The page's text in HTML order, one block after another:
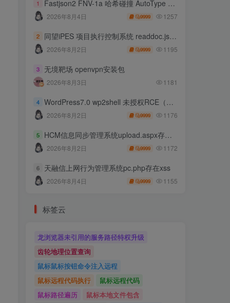
1 Fastjson2 FNV-1a 哈希碰撞 AutoType 绕过远程代码执行
2026年8月4日 9999 1257
2 同望iPES 项目执行控制系统 readdoc.jsp存在任意文件读取
2026年8月2日 9999 1195
3 无境靶场 openvpn安装包
2026年8月3日 1181
4 WordPress7.0 wp2shell 未授权RCE（CVE-2026-63030 CVE-2026-60137）
2026年8月2日 9999 1176
5 HCM信息同步管理系统upload.aspx存在任意文件上传
2026年8月2日 9999 1172
6 天融信上网行为管理系统pc.php存在xss
2026年8月4日 9999 1155
标签云
龙浏览器未引用的服务路径特权升级
齿轮地理位置查询
鼠标鼠标按钮命令注入远程
鼠标远程代码执行
鼠标远程代码
鼠标路径遍历
鼠标本地文件包含